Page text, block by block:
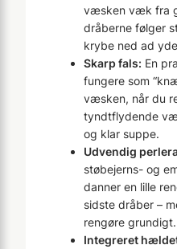
væsken væk fra
dråberne følger
krybe ned ad
Skarp fals: En
fungere som
væsken, når du
tyndtflydende
og klar suppe.
Udvendig
støbejerns- og
danner en lille
sidste dråber –
rengøre grundigt.
Integreret